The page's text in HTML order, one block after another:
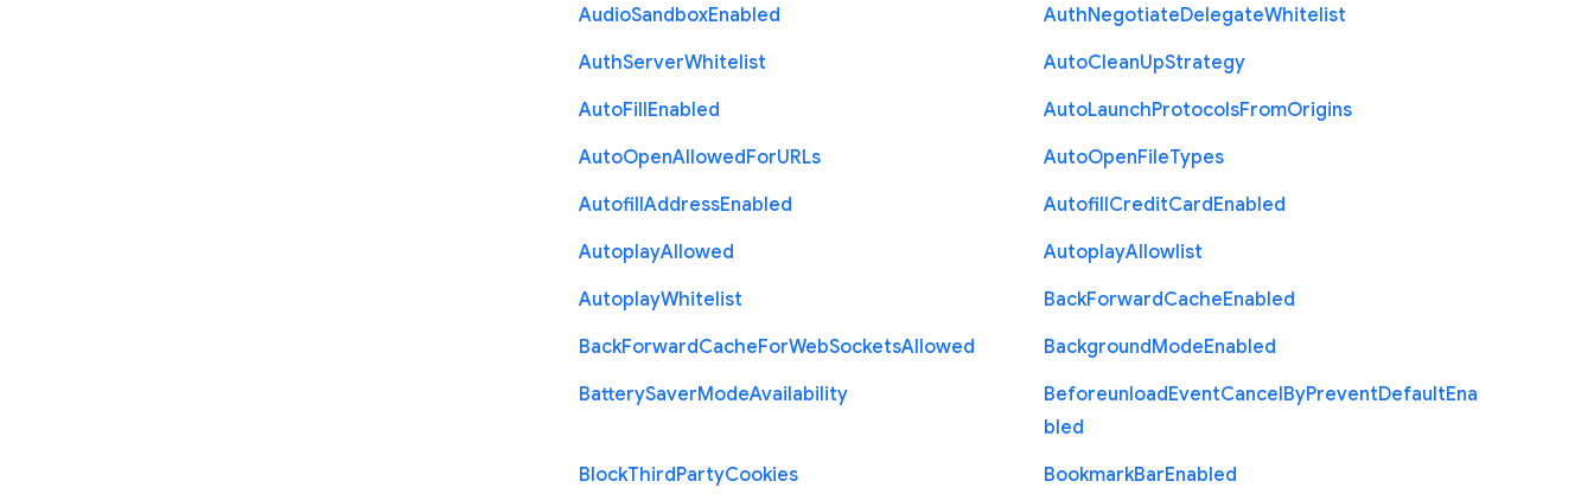
AudioSandboxEnabled AuthNegotiateDelegateWhitelist
AuthServerWhitelist AutoCleanUpStrategy
AutoFillEnabled AutoLaunchProtocolsFromOrigins
AutoOpenAllowedForURLs AutoOpenFileTypes
AutofillAddressEnabled AutofillCreditCardEnabled
AutoplayAllowed AutoplayAllowlist
AutoplayWhitelist BackForwardCacheEnabled
BackForwardCacheForWebSocketsAllowed BackgroundModeEnabled
BatterySaverModeAvailability BeforeunloadEventCancelByPreventDefaultEna
bled
BlockThirdPartyCookies BookmarkBarEnabled